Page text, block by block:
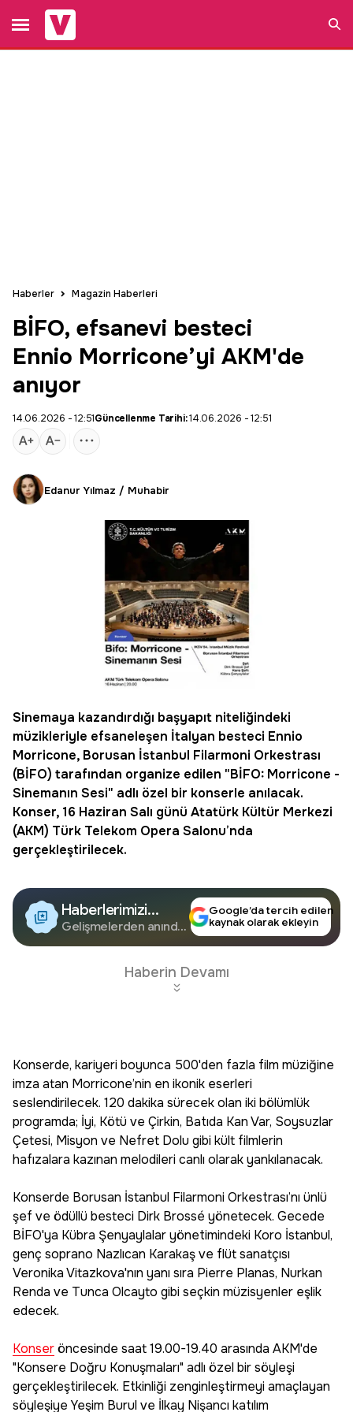
Haberler Magazin Haberleri
BİFO, efsanevi besteci
Ennio Morricone’yi AKM'de
anıyor
14.06.2026 - 12:51Güncellenme Tarihi:14.06.2026 - 12:51
Edanur Yılmaz / Muhabir
Sinemaya kazandırdığı başyapıt niteliğindeki
müzikleriyle efsaneleşen İtalyan besteci Ennio
Morricone, Borusan İstanbul Filarmoni Orkestrası
(BİFO) tarafından organize edilen "BİFO: Morricone -
Sinemanın Sesi" adlı özel bir konserle anılacak.
Konser, 16 Haziran Salı günü Atatürk Kültür Merkezi
(AKM) Türk Telekom Opera Salonu’nda
gerçekleştirilecek.
Haberlerimizi
Google'da Takip
Edin
Gelişmelerden anında
Google’da tercih edilen
kaynak olarak ekleyin
Haberin Devamı
Konserde, kariyeri boyunca 500'den fazla film müziğine
imza atan Morricone’nin en ikonik eserleri
seslendirilecek. 120 dakika sürecek olan iki bölümlük
programda; İyi, Kötü ve Çirkin, Batıda Kan Var, Soysuzlar
Çetesi, Misyon ve Nefret Dolu gibi kült filmlerin
hafızalara kazınan melodileri canlı olarak yankılanacak.
Konserde Borusan İstanbul Filarmoni Orkestrası’nı ünlü
şef ve ödüllü besteci Dirk Brossé yönetecek. Gecede
BİFO'ya Kübra Şenyaylalar yönetimindeki Koro İstanbul,
genç soprano Nazlıcan Karakaş ve flüt sanatçısı
Veronika Vitazkova'nın yanı sıra Pierre Planas, Nurkan
Renda ve Tunca Olcayto gibi seçkin müzisyenler eşlik
edecek.
Konseröncesinde saat 19.00-19.40 arasında AKM'de
"Konsere Doğru Konuşmaları" adlı özel bir söyleşi
gerçekleştirilecek. Etkinliği zenginleştirmeyi amaçlayan
söyleşiye Yeşim Burul ve İlkay Nişancı katılım